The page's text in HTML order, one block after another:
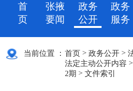
首
页
张掖
要闻
政务
公开
政务
服务
当前位置 ： 首页 >政务公开 >
法定主动公开内容
2期 >文件索引